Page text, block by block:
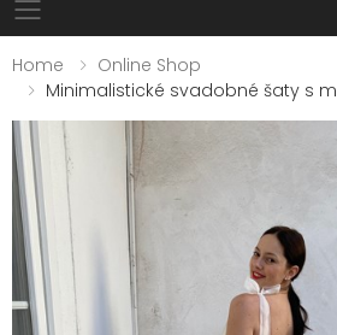
Mobile menu
Home
Online Shop
Minimalistické svadobné šaty s